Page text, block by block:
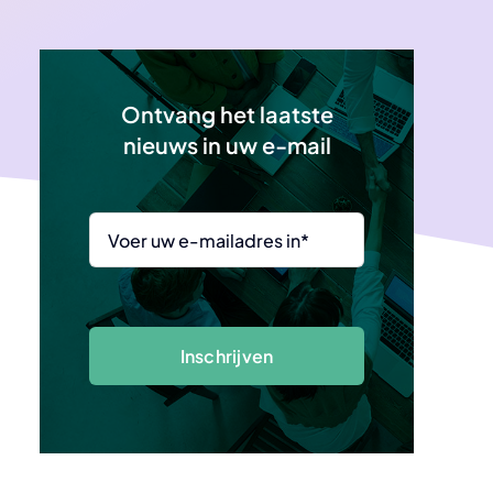
Ontvang het laatste
nieuws in uw e-mail
Inschrijven